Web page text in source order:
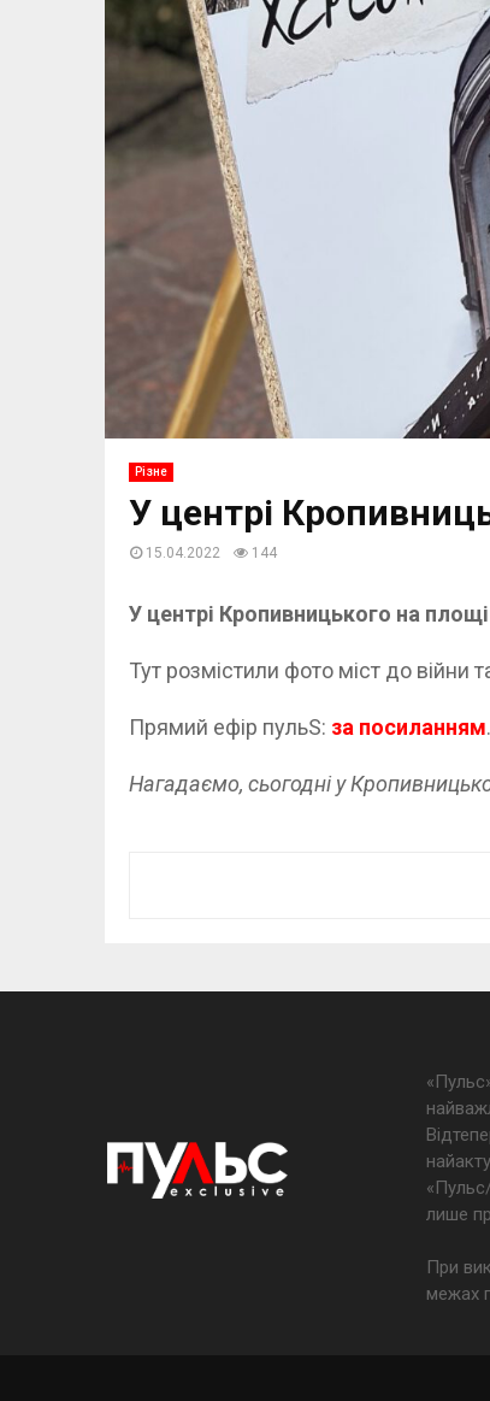
Різне
У центрі
15.04.2022 144
У центрі Кропивницького на
Тут розмістили фото міст до війни
Прямий ефір пульS: за посиланням.
Нагадаємо, сьогодні у
лише
При
межах